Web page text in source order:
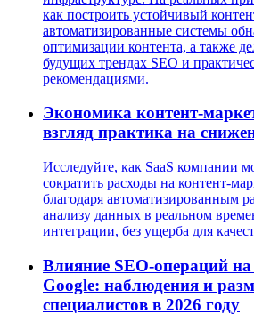
как построить устойчивый
автоматизированные системы
оптимизации контента, а также
будущих трендах SEO и
рекомендациями.
Экономика контент-
взгляд практика на
Исследуйте, как SaaS компании
сократить расходы на контент-
благодаря автоматизированным
анализу данных в реальном
интеграции, без ущерба для
Влияние SEO-операций
Google: наблюдения и
специалистов в 2026 году